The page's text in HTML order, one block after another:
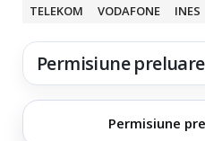
TELEKOM
VODAFONE INES
Permisiune
Permisiune